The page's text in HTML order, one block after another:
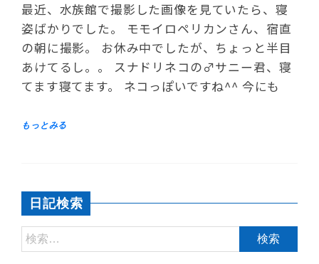
最近、水族館で撮影した画像を見ていたら、寝
姿ばかりでした。 モモイロペリカンさん、宿直
の朝に撮影。 お休み中でしたが、ちょっと半目
あけてるし。。 スナドリネコの♂サニー君、寝
てます寝てます。 ネコっぽいですね^^ 今にも
日記検索